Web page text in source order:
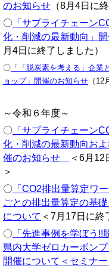
のお知らせ （8月4日に
〇 「サプライチェーン
化・削減の最新動向」
月4日に終了しました）
〇 「「脱炭素を考える」企業
ョップ」開催のお知らせ （12
～令和６年度～
〇 「サプライチェーン
化・削減の最新動向お
催のお知らせ
＜6月12
＞
〇 「CO2排出量算定ワ
ごとの排出量算定の基
について ＜7月17日に終
〇 「先進事例を学ぼう!!
県内大学ゼロカーボン
開催について ＜セミナ